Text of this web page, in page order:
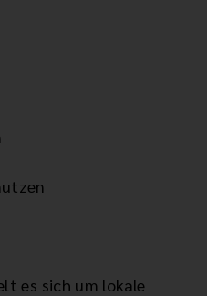
es sich um lokale